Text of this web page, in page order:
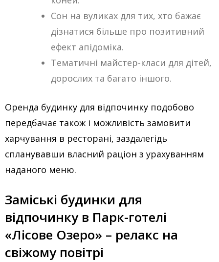
Сон на вуликах для тих, хто бажає
дізнатися більше про позитивний
ефект апідоміка.
Тематичні майстер-класи для дітей,
дорослих та багато іншого.
Оренда будинку для відпочинку подобово
передбачає також і можливість замовити
харчування в ресторані, заздалегідь
спланувавши власний раціон з урахуванням
наданого меню.
Заміські будинки для
відпочинку в Парк-готелі
«Лісове Озеро» – релакс на
свіжому повітрі